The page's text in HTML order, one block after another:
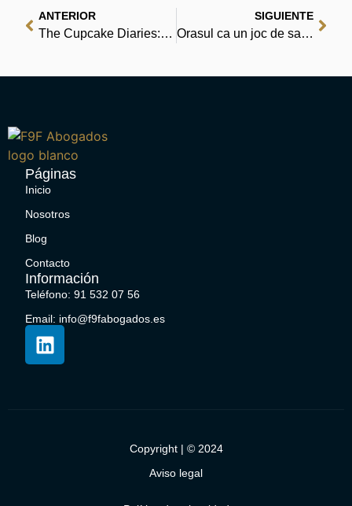
ANTERIOR
The Cupcake Diaries: Recipes and Memories from the Sisters of Georgetown Cupcake | PDF Ebook
SIGUIENTE
Orasul ca un joc de sah : Acces la lecturi gratuite
Páginas
Inicio
Nosotros
Blog
Contacto
Información
Teléfono: 91 532 07 56
Email: info@f9fabogados.es
Copyright | © 2024
Aviso legal